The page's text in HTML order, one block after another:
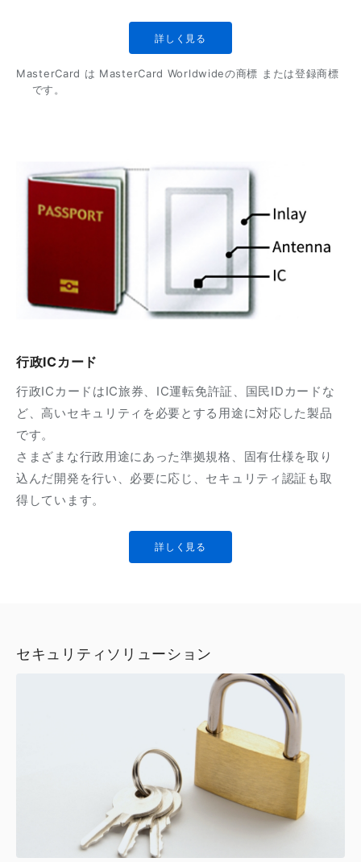
詳しく見る
MasterCard は MasterCard Worldwideの商標 または登録商標
です。
行政ICカード
行政ICカードはIC旅券、IC運転免許証、国民IDカードな
ど、高いセキュリティを必要とする用途に対応した製品
です。
さまざまな行政用途にあった準拠規格、固有仕様を取り
込んだ開発を行い、必要に応じ、セキュリティ認証も取
得しています。
詳しく見る
セキュリティソリューション